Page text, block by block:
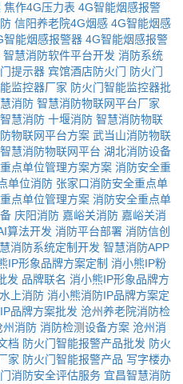
焦作4G压力表 4G智能烟感报警
信阳养老院4G烟感 4G智能烟感
智能烟感报警器 4G智能烟感报警
智慧消防软件平台开发 消防系统
提示器 宾馆酒店防火门 防火门
监控器厂家 防火门智能监控器批
消防 智慧消防物联网平台厂家
慧消防 十堰消防 智慧消防物联
物联网平台方案 武当山消防物联
慧消防物联网平台 湖北消防设备
点单位管理方案方案 消防安全重
单位消防 张家口消防安全重点单
点单位管理方案 消防安全重点单
庆阳消防 嘉峪关消防 嘉峪关消
算法开发 消防平台部署 消防信创
消防系统定制开发 智慧消防APP
IP形象品牌方案定制 消小熊IP粉
发 品牌联名 消小熊IP形象品牌方
上消防 消小熊消防IP品牌方案定
品牌方案批发 沧州养老院消防检
州消防 消防检测设备方案 沧州消
档 防火门智能报警产品批发 防火
家 防火门智能报警产品 写字楼办
消防安全评估服务 宜昌智慧消防